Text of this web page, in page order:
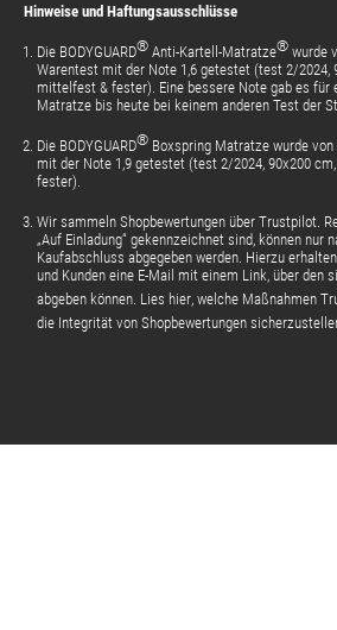
Hinweise und Haftungsausschlüsse
Die BODYGUARD® Anti-Kartell-Matratze® wurde
Warentest mit der Note 1,6 getestet (test 2/2024,
mittelfest & fester). Eine bessere Note gab es für
Matratze bis heute bei keinem anderen Test der
Die BODYGUARD® Boxspring Matratze wurde
mit der Note 1,9 getestet (test 2/2024, 90x200
fester).
Wir sammeln Shopbewertungen über Trustpilot.
„Auf Einladung“ gekennzeichnet sind, können nur
Kaufabschluss abgegeben werden. Hierzu
und Kunden eine E-Mail mit einem Link, über den
abgeben können. Lies hier, welche Maßnahmen
die Integrität von Shopbewertungen